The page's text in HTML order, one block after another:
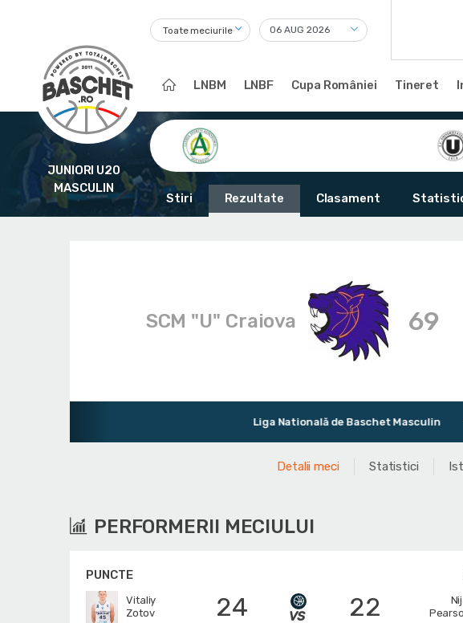
Toate meciurile
LNBM LNBF Cupa României Tineret
JUNIORI U20
MASCULIN
Stiri Rezultate Clasament
SCM "U" Craiova 69
Liga Natională de Baschet Masculin Faza I
Detalii meci Statistici
PERFORMERII MECIULUI
PUNCTE
Vitaliy
Zotov
24 22